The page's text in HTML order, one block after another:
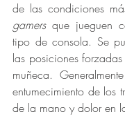
gamers que jueguen
tipo de consola. Se
las posiciones
muñeca.
entumecimiento de los
de la mano y dolor en